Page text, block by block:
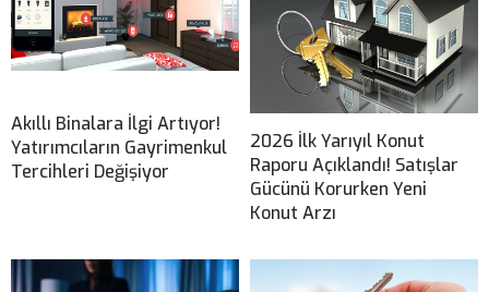
Akıllı Binalara İlgi Artıyor!
Yatırımcıların Gayrimenkul
Tercihleri Değişiyor
2026 İlk Yarıyıl Konut
Raporu Açıklandı! Satışlar
Gücünü Korurken Yeni
Konut Arzı